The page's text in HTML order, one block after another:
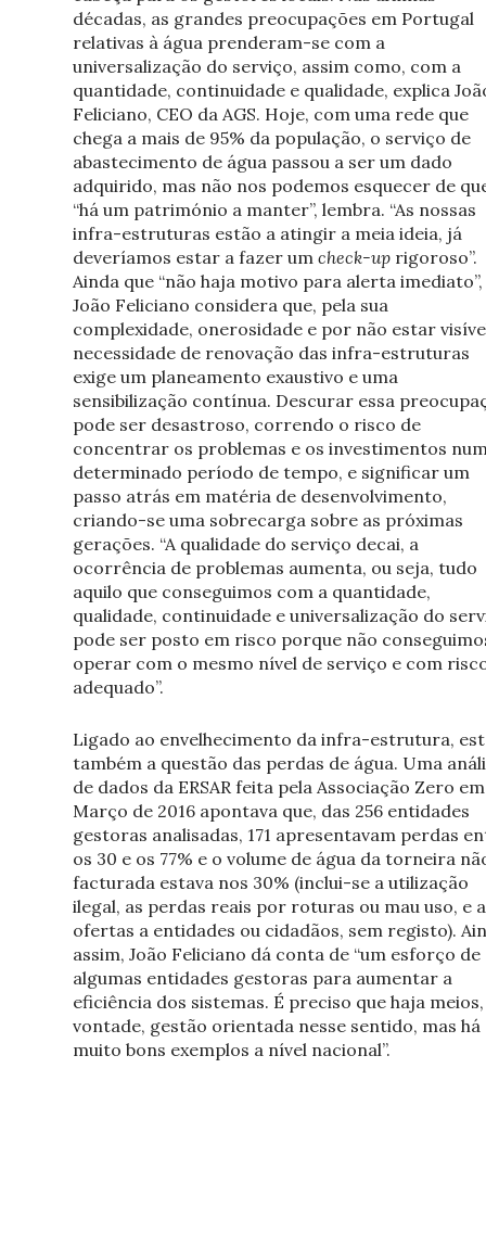
décadas, as grandes preocupações em Portugal
relativas à água prenderam-se com a
universalização do serviço, assim como, com a
quantidade, continuidade e qualidade, explica
Feliciano, CEO da AGS. Hoje, com uma rede que
chega a mais de 95% da população, o serviço de
abastecimento de água passou a ser um dado
adquirido, mas não nos podemos esquecer de
“há um património a manter”, lembra. “As nossas
infra-estruturas estão a atingir a meia ideia, já
deveríamos estar a fazer umcheck-uprigoroso”.
Ainda que “não haja motivo para alerta imediato”,
João Feliciano considera que, pela sua
complexidade, onerosidade e por não estar
necessidade de renovação das infra-estruturas
exige um planeamento exaustivo e uma
sensibilização contínua. Descurar essa
pode ser desastroso, correndo o risco de
concentrar os problemas e os investimentos
determinado período de tempo, e significar um
passo atrás em matéria de desenvolvimento,
criando-se uma sobrecarga sobre as próximas
gerações. “A qualidade do serviço decai, a
ocorrência de problemas aumenta, ou seja, tudo
aquilo que conseguimos com a quantidade,
qualidade, continuidade e universalização do
pode ser posto em risco porque não
operar com o mesmo nível de serviço e com
adequado”.
Ligado ao envelhecimento da infra-estrutura,
também a questão das perdas de água. Uma
de dados da ERSAR feita pela Associação Zero em
Março de 2016 apontava que, das 256 entidades
gestoras analisadas, 171 apresentavam perdas
os 30 e os 77% e o volume de água da torneira
facturada estava nos 30% (inclui-se a utilização
ilegal, as perdas reais por roturas ou mau uso, e
ofertas a entidades ou cidadãos, sem registo).
assim, João Feliciano dá conta de “um esforço de
algumas entidades gestoras para aumentar a
eficiência dos sistemas. É preciso que haja meios,
vontade, gestão orientada nesse sentido, mas há
muito bons exemplos a nível nacional”.